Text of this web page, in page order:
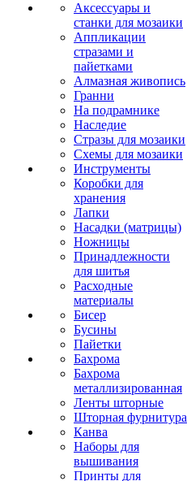
Аксессуары и
станки для мозаики
Аппликации
стразами и
пайетками
Алмазная живопись
Гранни
На подрамнике
Наследие
Стразы для мозаики
Схемы для мозаики
Инструменты
Коробки для
хранения
Лапки
Насадки (матрицы)
Ножницы
Принадлежности
для шитья
Расходные
материалы
Бисер
Бусины
Пайетки
Бахрома
Бахрома
металлизированная
Ленты шторные
Шторная фурнитура
Канва
Наборы для
вышивания
Принты для